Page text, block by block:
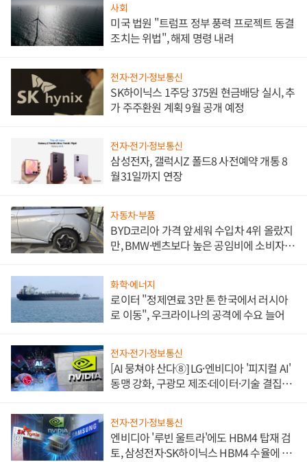
사회
미국 법원 "트럼프 정부 풍력 프로젝트 동결
조치는 위법", 해제 명령 내려
전자·전기·정보통신
SK하이닉스 1주당 375원 현금배당 실시, 추
가 주주환원 계획 9월 공개 예정
전자·전기·정보통신
삼성전자, 갤럭시Z 폴드8 사전예약 개통 8
월31일까지 연장
자동차·부품
BYD코리아 가격 앞세워 수입차 4위 올랐지
만, BMW·벤츠보다 높은 공임비에 소비자
화학·에너지
로이터 "정제연료 3만 톤 한국에서 러시아
로 이동", 우크라이나의 공격에 수요 늘어
전자·전기·정보통신
[AI 뭉쳐야 산다⑧] LG·엔비디아 '피지컬 AI'
동맹 강화, 구광모 제조·데이터·기술 결집
전자·전기·정보통신
엔비디아 '루빈 울트라'에도 HBM4 탑재 검
토, 삼성전자·SK하이닉스 HBM4 수율에 주